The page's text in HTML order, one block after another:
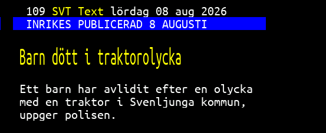
109 SVT Text lördag 08 aug 2026
INRIKES PUBLICERAD 8 AUGUSTI
Barn dött i traktorolycka
Ett barn har avlidit efter en olycka
med en traktor i Svenljunga kommun,
uppger polisen.